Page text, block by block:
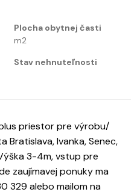
Plocha obytnej časti
m2
Stav nehnuteľnosti
priestor pre výrobu/
Bratislava, Ivanka, Senec,
3-4m, vstup pre
zaujímavej ponuky ma
329 alebo mailom na